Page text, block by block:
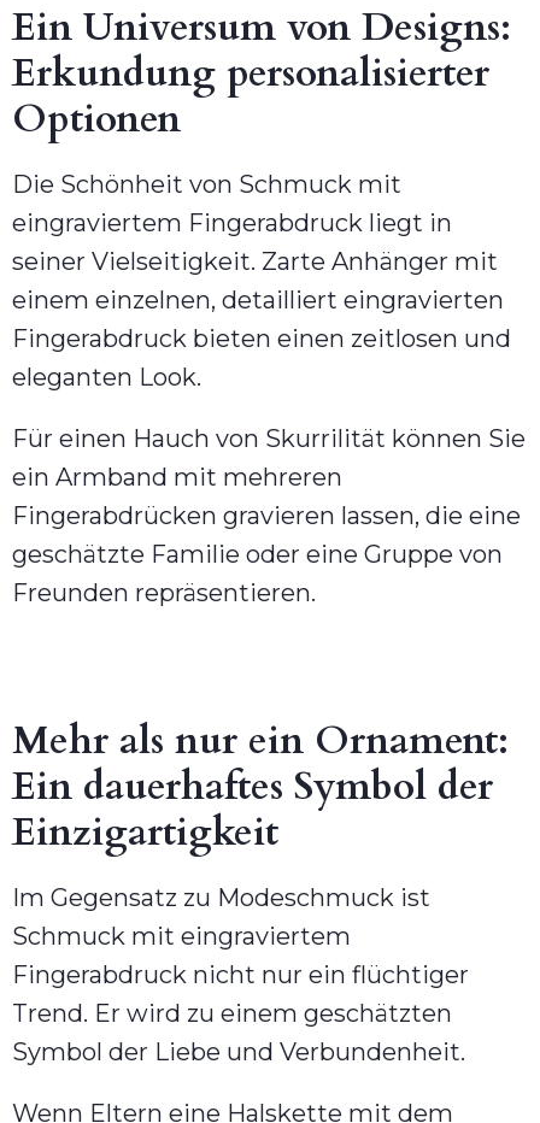
Ein Universum von Designs:
Erkundung personalisierter
Optionen
Die Schönheit von Schmuck mit
eingraviertem Fingerabdruck liegt in
seiner Vielseitigkeit. Zarte Anhänger mit
einem einzelnen, detailliert eingravierten
Fingerabdruck bieten einen zeitlosen und
eleganten Look.
Für einen Hauch von Skurrilität können Sie
ein Armband mit mehreren
Fingerabdrücken gravieren lassen, die eine
geschätzte Familie oder eine Gruppe von
Freunden repräsentieren.
Mehr als nur ein Ornament:
Ein dauerhaftes Symbol der
Einzigartigkeit
Im Gegensatz zu Modeschmuck ist
Schmuck mit eingraviertem
Fingerabdruck nicht nur ein flüchtiger
Trend. Er wird zu einem geschätzten
Symbol der Liebe und Verbundenheit.
Wenn Eltern eine Halskette mit dem